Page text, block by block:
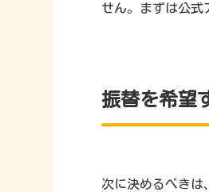
せん。まずは公式
振替を希望
次に決めるべきは